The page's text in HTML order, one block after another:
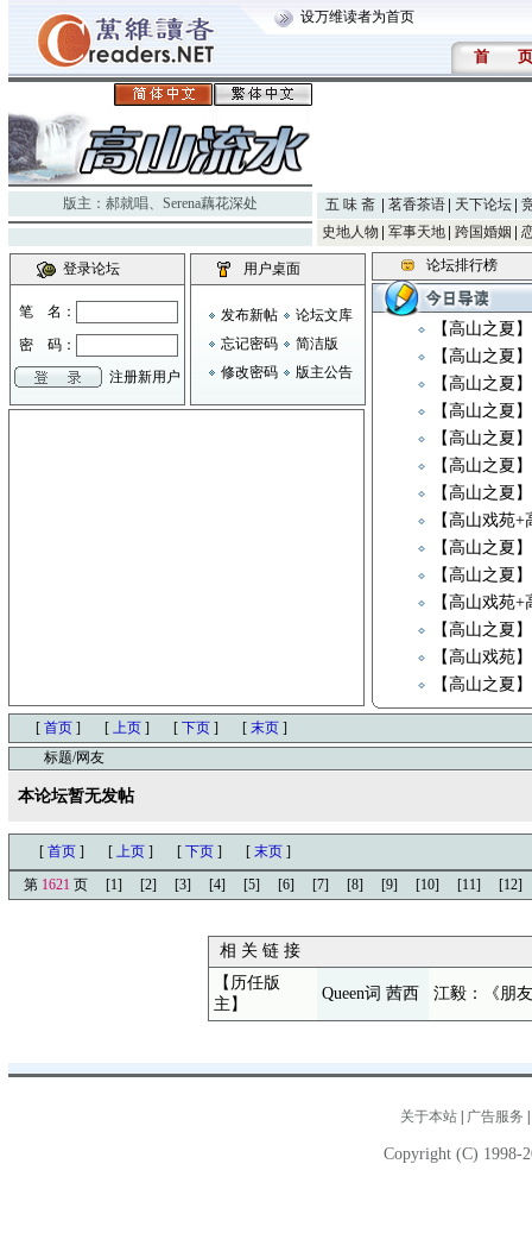
设万维读者为首页
首 页
版主： 郝就唱、 Serena藕花深处 五 味 斋 茗香茶语 天下论坛
史地人物
军事天地 跨国婚姻
登录论坛
笔 名：
密 码：
注册新用户
用户桌面
发布新帖
论坛文库
忘记密码
简洁版
修改密码
版主公告
论坛排行榜
【高山之夏
【高山之夏
【高山之夏
【高山之夏
【高山之夏
【高山之夏
【高山之夏
【高山戏苑
【高山之夏
【高山之夏
【高山戏苑
【高山之夏
【高山戏苑
【高山之夏
[ 首页 ] [ 上页 ] [ 下页 ] [ 末页 ]
标题/网友
本论坛暂无发帖
[ 首页 ] [ 上页 ] [ 下页 ] [ 末页 ]
第 1621 页 [1] [2] [3] [4] [5] [6] [7] [8] [9] [10] [11] [12]
相 关 链 接
【历任版
主】
Queen词 茜西 江毅：《朋友
关于本站 广告服务
Copyright (C) 1998-